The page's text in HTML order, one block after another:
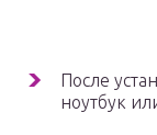
После
ноутбук